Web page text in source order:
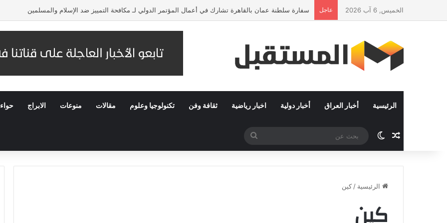
الخميس, 6 آب 2026 عاجل سفارة سلطنة عمان بالقاهرة تشارك في أعمال المؤتمر الدولي لـ مكافحة التمييز ضد الإسلام والمسلمين
الرئيسية أخبار العراق أخبار دولية اخبار رياضية ثقافة وفن تكنولوجيا وعلوم مقالات منوعات الابراج حواء
مقال عشوائي
الوضع المظلم
عن
الرئيسية / كين